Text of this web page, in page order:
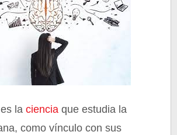
es laciencia que estudia la
como vínculo con sus